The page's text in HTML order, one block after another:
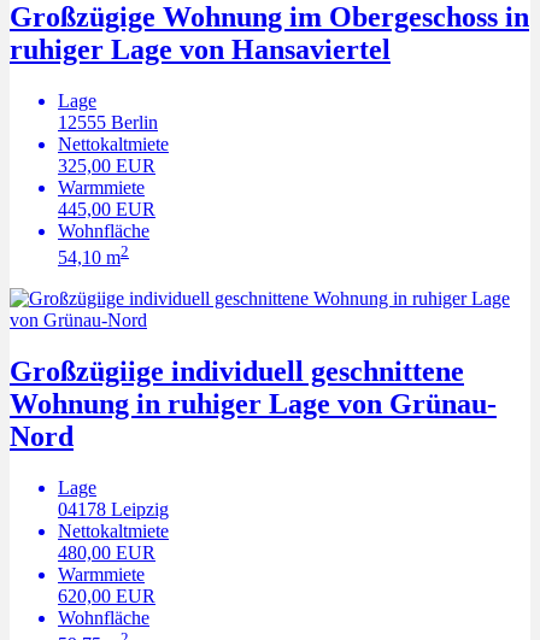
Großzügige Wohnung im Obergeschoss in
ruhiger Lage von Hansaviertel
Lage
12555 Berlin
Nettokaltmiete
325,00 EUR
Warmmiete
445,00 EUR
Wohnfläche
54,10 m2
Großzügiige individuell geschnittene
Wohnung in ruhiger Lage von Grünau-
Nord
Lage
04178 Leipzig
Nettokaltmiete
480,00 EUR
Warmmiete
620,00 EUR
Wohnfläche